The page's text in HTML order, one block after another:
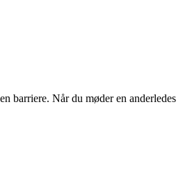
barriere. Når du møder en anderledes